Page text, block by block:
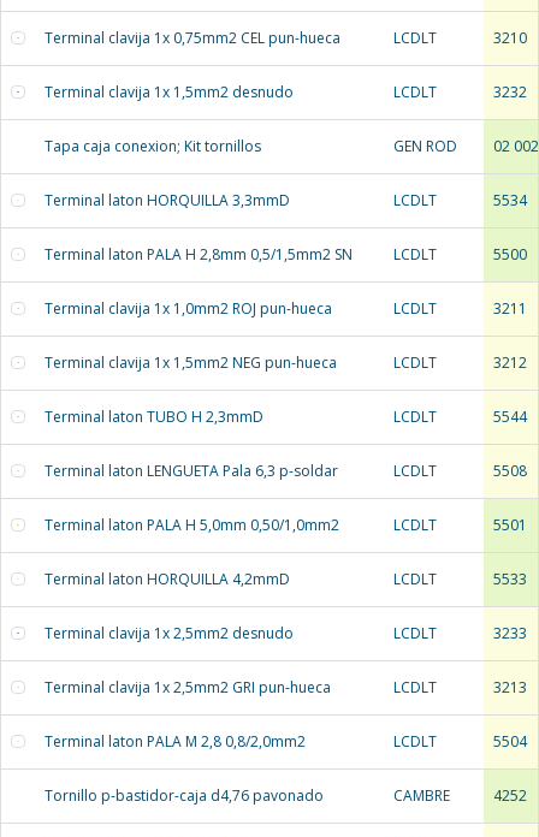
Terminal clavija 1x 0,75mm2 CEL pun-hueca LCDLT 3210
Terminal clavija 1x 1,5mm2 desnudo LCDLT 3232
Tapa caja conexion; Kit tornillos GEN ROD 02
Terminal laton HORQUILLA 3,3mmD LCDLT 5534
Terminal laton PALA H 2,8mm 0,5/1,5mm2 SN LCDLT 5500
Terminal clavija 1x 1,0mm2 ROJ pun-hueca LCDLT 3211
Terminal clavija 1x 1,5mm2 NEG pun-hueca LCDLT 3212
Terminal laton TUBO H 2,3mmD LCDLT 5544
Terminal laton LENGUETA Pala 6,3 p-soldar LCDLT 5508
Terminal laton PALA H 5,0mm 0,50/1,0mm2 LCDLT 5501
Terminal laton HORQUILLA 4,2mmD LCDLT 5533
Terminal clavija 1x 2,5mm2 desnudo LCDLT 3233
Terminal clavija 1x 2,5mm2 GRI pun-hueca LCDLT 3213
Terminal laton PALA M 2,8 0,8/2,0mm2 LCDLT 5504
Tornillo p-bastidor-caja d4,76 pavonado CAMBRE 4252